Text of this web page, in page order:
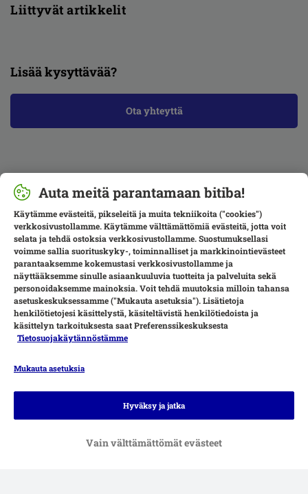
Liittyvät artikkelit
Lisää kysyttävää?
Ota yhteyttä
Maksutavat
Auta meitä parantamaan bitiba!
Käytämme evästeitä, pikseleitä ja muita tekniikoita ("cookies")
verkkosivustollamme. Käytämme välttämättömiä evästeitä, jotta voit
selata ja tehdä ostoksia verkkosivustollamme. Suostumuksellasi
voimme sallia suorituskyky-, toiminnalliset ja markkinointievästeet
parantaaksemme kokemustasi verkkosivustollamme ja
näyttääksemme sinulle asiaankuuluvia tuotteita ja palveluita sekä
personoidaksemme mainoksia. Voit tehdä muutoksia milloin tahansa
asetuskeskuksessamme ("Mukauta asetuksia"). Lisätietoja
henkilötietojesi käsittelystä, käsiteltävistä henkilötiedoista ja
käsittelyn tarkoituksesta saat Preferenssikeskuksesta
Tietosuojakäytännöstämme
Mukauta asetuksia
Vain välttämättömät evästeet
Hyväksy ja jatka